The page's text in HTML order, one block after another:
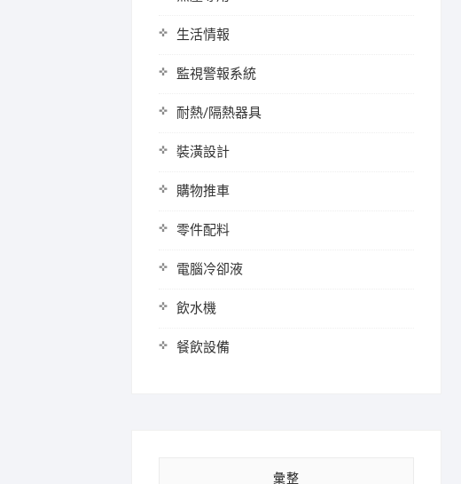
生活情報
監視警報系統
耐熱/隔熱器具
裝潢設計
購物推車
零件配料
電腦冷卻液
飲水機
餐飲設備
彙整